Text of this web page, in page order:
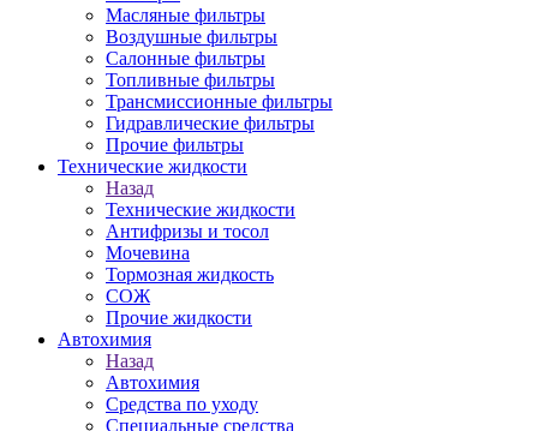
Масляные фильтры
Воздушные фильтры
Салонные фильтры
Топливные фильтры
Трансмиссионные фильтры
Гидравлические фильтры
Прочие фильтры
Технические жидкости
Назад
Технические жидкости
Антифризы и тосол
Мочевина
Тормозная жидкость
СОЖ
Прочие жидкости
Автохимия
Назад
Автохимия
Средства по уходу
Специальные средства